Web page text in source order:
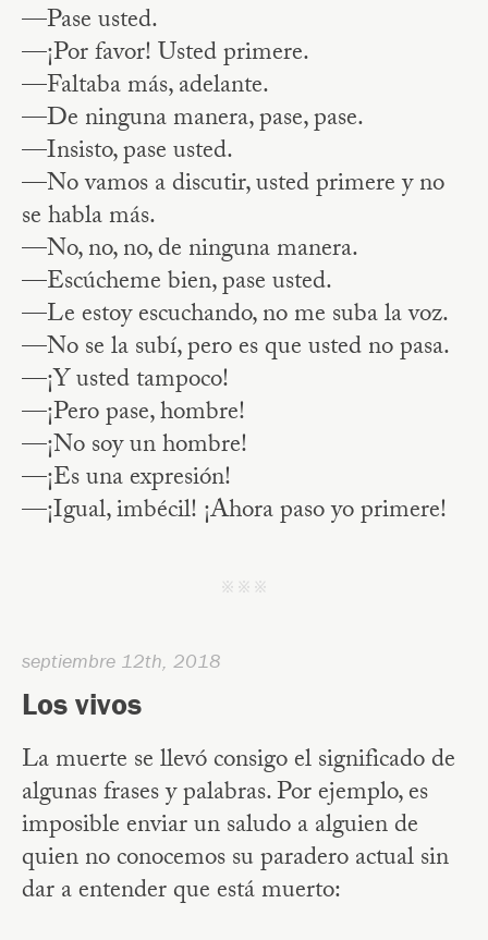
—Pase usted.
—¡Por favor! Usted primere.
—Faltaba más, adelante.
—De ninguna manera, pase, pase.
—Insisto, pase usted.
—No vamos a discutir, usted primere y no
se habla más.
—No, no, no, de ninguna manera.
—Escúcheme bien, pase usted.
—Le estoy escuchando, no me suba la voz.
—No se la subí, pero es que usted no pasa.
—¡Y usted tampoco!
—¡Pero pase, hombre!
—¡No soy un hombre!
—¡Es una expresión!
—¡Igual, imbécil! ¡Ahora paso yo primere!
j j j
septiembre 12th, 2018
Los vivos
La muerte se llevó consigo el significado de
algunas frases y palabras. Por ejemplo, es
imposible enviar un saludo a alguien de
quien no conocemos su paradero actual sin
dar a entender que está muerto: